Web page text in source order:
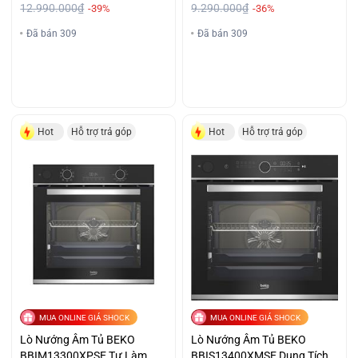
12.990.000₫ -39%
Đã bán 309
9.290.000₫ -36%
Đã bán 309
Hot Hỗ trợ trả góp
MUA ONLINE GIÁ SHOCK
Lò Nướng Âm Tủ BEKO
Hot Hỗ trợ trả góp
MUA ONLINE GIÁ SHOCK
Lò Nướng Âm Tủ BEKO